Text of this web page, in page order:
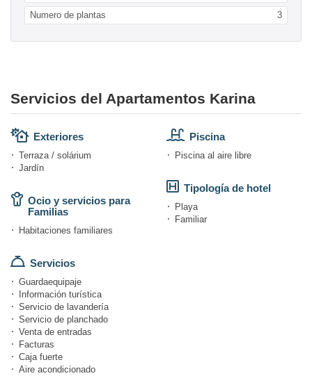
Numero de plantas 3
Servicios del Apartamentos Karina
Exteriores
Terraza / solárium
Jardín
Ocio y servicios para
Familias
Habitaciones familiares
Servicios
Guardaequipaje
Información turística
Servicio de lavandería
Servicio de planchado
Venta de entradas
Facturas
Caja fuerte
Aire acondicionado
Piscina
Piscina al aire libre
Tipología de hotel
Playa
Familiar